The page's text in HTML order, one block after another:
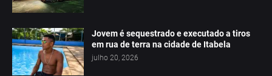
Jovem é sequestrado e executado a tiros
em rua de terra na cidade de Itabela
julho 20, 2026